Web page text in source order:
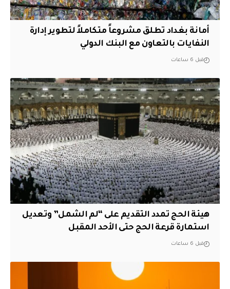
أمانة بغداد تطلق مشروعاً متكاملاً لتطوير إدارة
النفايات بالتعاون مع البنك الدولي
قبل 6 ساعات
هيئة الحج تمدد التقديم على “لم الشمل” وتعديل
استمارة قرعة الحج حتى الأحد المقبل
قبل 6 ساعات